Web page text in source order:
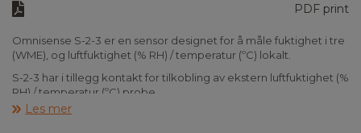
PDF print
Omnisense S-2-3 er en sensor designet for å måle fuktighet i tre
(WME), og luftfuktighet (% RH) / temperatur (ºC) lokalt.
S-2-3 har i tillegg kontakt for tilkobling av ekstern luftfuktighet (%
RH) / temperatur (ºC) probe.
Les mer